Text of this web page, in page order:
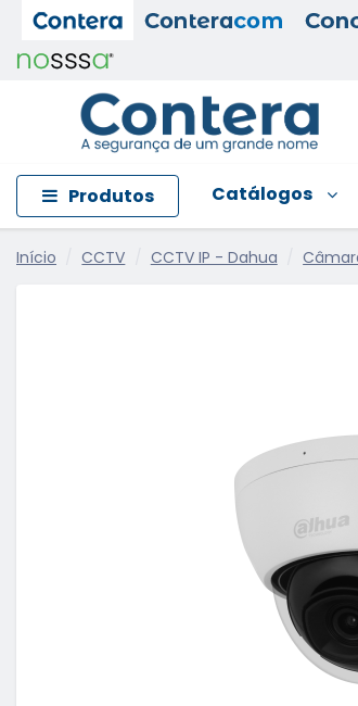
Produtos Catálogos
Início CCTV CCTV IP - Dahua